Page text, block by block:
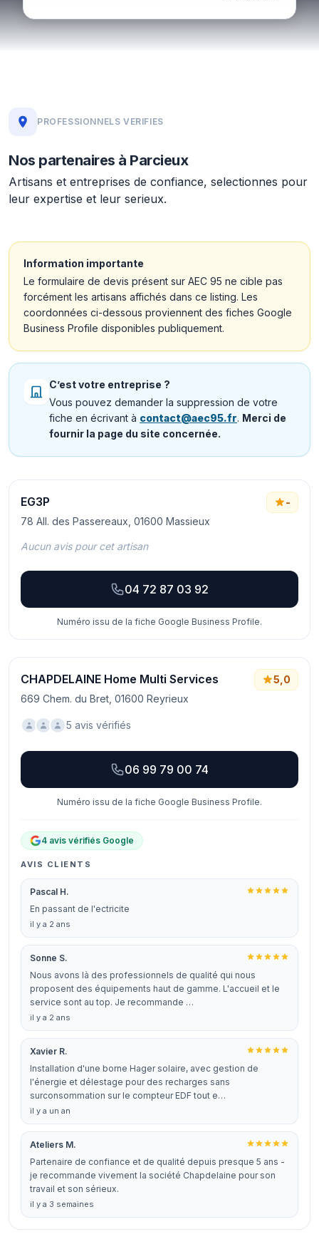
PROFESSIONNELS VERIFIES
Nos partenaires à Parcieux
Artisans et entreprises de confiance, selectionnes pour
leur expertise et leur serieux.
Information importante
Le formulaire de devis présent sur AEC 95 ne cible pas
forcément les artisans affichés dans ce listing. Les
coordonnées ci-dessous proviennent des fiches Google
Business Profile disponibles publiquement.
C’est votre entreprise ?
Vous pouvez demander la suppression de votre
fiche en écrivant à contact@aec95.fr. Merci de
fournir la page du site concernée.
EG3P
78 All. des Passereaux, 01600 Massieux
-
Aucun avis pour cet artisan
04 72 87 03 92
Numéro issu de la fiche Google Business Profile.
CHAPDELAINE Home Multi Services
669 Chem. du Bret, 01600 Reyrieux
5,0
5 avis vérifiés
06 99 79 00 74
Numéro issu de la fiche Google Business Profile.
4 avis vérifiés Google
AVIS CLIENTS
Pascal H.
En passant de l'ectricite
il y a 2 ans
Sonne S.
Nous avons là des professionnels de qualité qui nous
proposent des équipements haut de gamme. L'accueil et le
service sont au top. Je recommande …
il y a 2 ans
Xavier R.
Installation d'une borne Hager solaire, avec gestion de
l'énergie et délestage pour des recharges sans
surconsommation sur le compteur EDF tout e…
il y a un an
Ateliers M.
Partenaire de confiance et de qualité depuis presque 5 ans -
je recommande vivement la société Chapdelaine pour son
travail et son sérieux.
il y a 3 semaines